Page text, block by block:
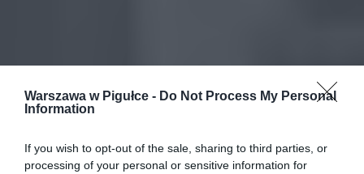
Warszawa w Pigułce - Do Not Process My Personal
Information
If you wish to opt-out of the sale, sharing to third parties, or
processing of your personal or sensitive information for